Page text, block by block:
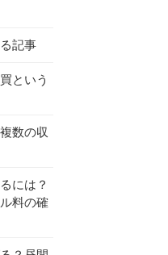
記事
という
数の収
には？
料の確